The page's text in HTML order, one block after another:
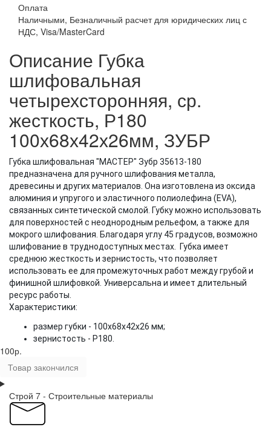
Оплата
Наличными, Безналичный расчет для юридических лиц с
НДС, Visa/MasterCard
Описание Губка
шлифовальная
четырехсторонняя, ср.
жесткость, Р180
100х68х42х26мм, ЗУБР
Губка шлифовальная "МАСТЕР" Зубр 35613-180
предназначена для ручного шлифования металла,
древесины и других материалов. Она изготовлена из оксида
алюминия и упругого и эластичного полиолефина (EVA),
связанных синтетической смолой. Губку можно использовать
для поверхностей с неоднородным рельефом, а также для
мокрого шлифования. Благодаря углу 45 градусов, возможно
шлифование в труднодоступных местах. Губка имеет
среднюю жесткость и зернистость, что позволяет
использовать ее для промежуточных работ между грубой и
финишной шлифовкой. Универсальна и имеет длительный
ресурс работы.
Характеристики:
размер губки - 100х68х42х26 мм;
зернистость - Р180.
100р.
Товар закончился
Строй 7 - Строительные материалы